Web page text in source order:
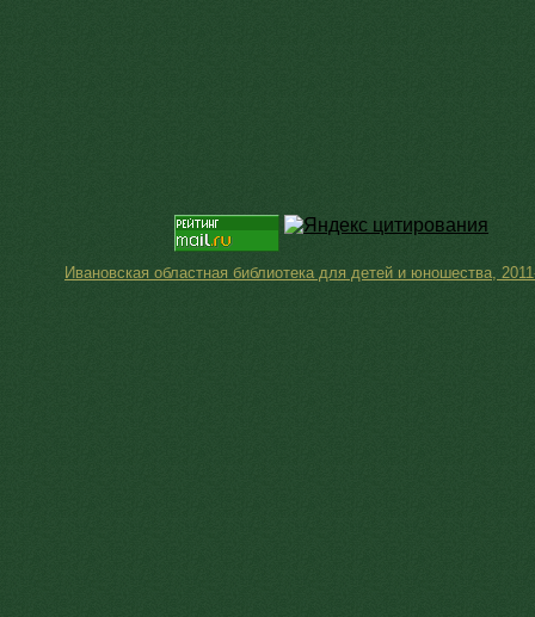
Ивановская областная библиотека для детей и юношества,